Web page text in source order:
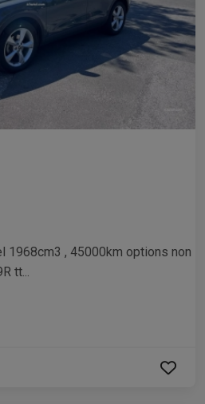
1968cm3 , 45000km options non
tt...